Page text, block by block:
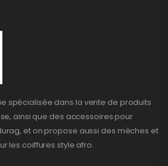
spécialisée dans la vente de produits
ainsi que des accessoires pour
et on propose aussi des mèches et
les coiffures style afro.